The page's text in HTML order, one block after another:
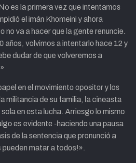
es la primera vez que intentamos
el imán Khomeini y ahora
no va a hacer que la gente renuncie.
años, volvimos a intentarlo hace 12 y
dudar de que volveremos a
en el movimiento opositor y los
militancia de su familia, la cineasta
en esta lucha. Arriesgo lo mismo
es evidente -haciendo una pausa
de la sentencia que pronunció a
pueden matar a todos!».